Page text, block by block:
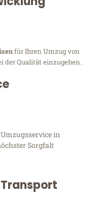
für Ihren Umzug von
der Qualität einzugehen.
in
Sorgfalt